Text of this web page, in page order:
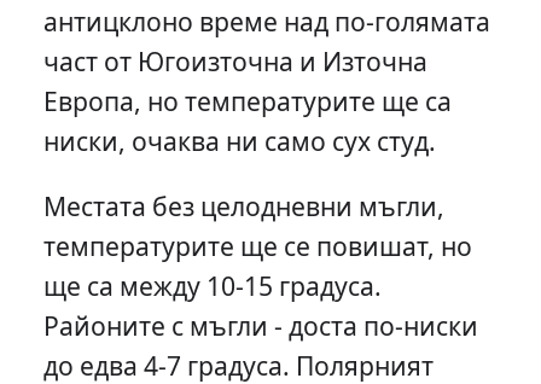
антицклоно време над по-голямата
част от Югоизточна и Източна
Европа, но температурите ще са
ниски, очаква ни само сух студ.
Местата без целодневни мъгли,
температурите ще се повишат, но
ще са между 10-15 градуса.
Районите с мъгли - доста по-ниски
до едва 4-7 градуса. Полярният